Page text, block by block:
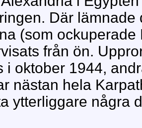
Där
(som
från ön.
i oktober 1944,
nästan hela
ytterliggare några